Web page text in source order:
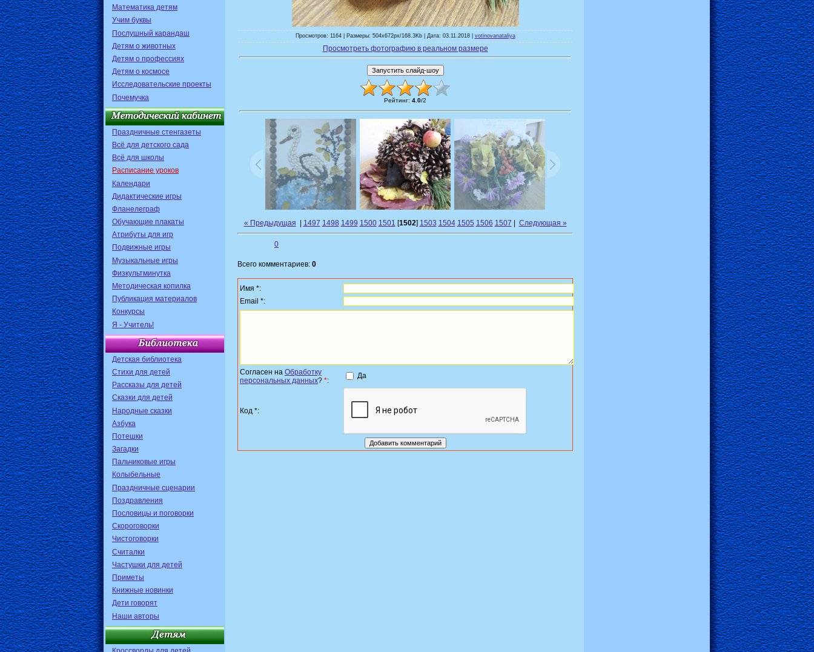
Математика детям
Учим буквы
Послушный карандаш
Детям о животных
Детям о профессиях
Детям о космосе
Исследовательские проекты
Почемучка
Праздничные стенгазеты
Всё для детского сада
Всё для школы
Расписание уроков
Календари
Дидактические игры
Фланелеграф
Обучающие плакаты
Атрибуты для игр
Подвижные игры
Музыкальные игры
Физкультминутка
Методическая копилка
Публикация материалов
Конкурсы
Я - Учитель!
Детская библиотека
Стихи для детей
Рассказы для детей
Сказки для детей
Народные сказки
Азбука
Потешки
Загадки
Пальчиковые игры
Колыбельные
Праздничные сценарии
Поздравления
Пословицы и поговорки
Скороговорки
Чистоговорки
Считалки
Частушки для детей
Приметы
Книжные новинки
Дети говорят
Наши авторы
Просмотров: 1164 | Размеры: 504x672px/168.3Kb | Дата: 03.11.2018 | votinovanataliya
Просмотреть фотографию в реальном размере
Рейтинг: 4.0/2
« Предыдущая 1497 1498 1499 1500 1501 [1502] 1503 1504 1505 1506 1507 Следующая »
0
Всего комментариев: 0
Имя *:
Email *:
Согласен на Обработку
персональных данных? *:
Да
Код *: